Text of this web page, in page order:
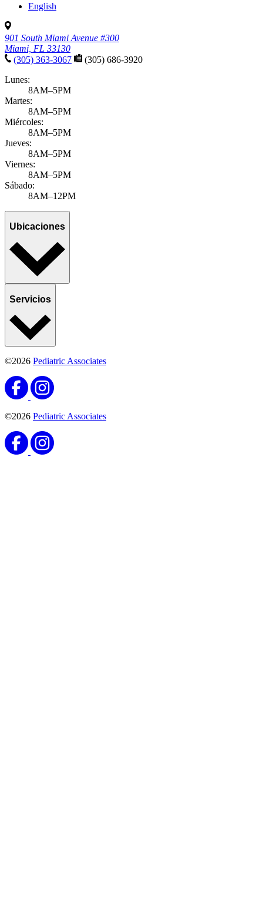
English
901 South Miami Avenue #300
Miami, FL 33130
(305) 363-3067
(305) 686-3920
Lunes:
8AM–5PM
Martes:
8AM–5PM
Miércoles:
8AM–5PM
Jueves:
8AM–5PM
Viernes:
8AM–5PM
Sábado:
8AM–12PM
Ubicaciones
Servicios
©2026 Pediatric Associates
©2026 Pediatric Associates